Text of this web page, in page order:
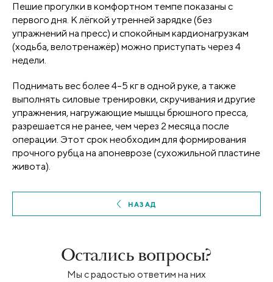
Пешие прогулки в комфортном темпе показаны с
первого дня. К лёгкой утренней зарядке (без
упражнений на пресс) и спокойным кардионагрузкам
(ходьба, велотренажёр) можно приступать через 4
недели.
Поднимать вес более 4–5 кг в одной руке, а также
выполнять силовые тренировки, скручивания и другие
упражнения, нагружающие мышцы брюшного пресса,
разрешается не ранее, чем через 2 месяца после
операции. Этот срок необходим для формирования
прочного рубца на апоневрозе (сухожильной пластине
живота).
НАЗАД
Остались вопросы?
Мы с радостью ответим на них